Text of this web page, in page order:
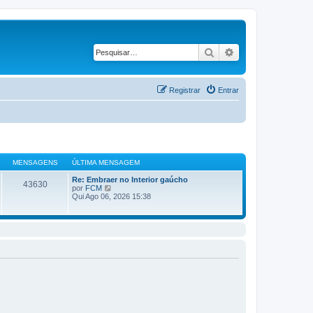
Pesquisar
Entrar
Registrar
MENSAGENS ÚLTIMA MENSAGEM
43630
Re: Embraer no Interior gaúcho
por FCM
e
l
Qui Ago 06, 2026 15:38